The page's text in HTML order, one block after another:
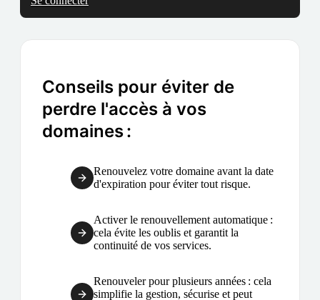
Conseils pour éviter de
perdre l'accès à vos
domaines :
Renouvelez votre domaine avant la date
d'expiration pour éviter tout risque.
Activer le renouvellement automatique :
cela évite les oublis et garantit la
continuité de vos services.
Renouveler pour plusieurs années : cela
simplifie la gestion, sécurise et peut